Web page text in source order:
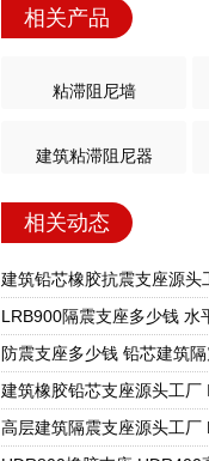
相关产品
粘滞阻尼墙
建筑粘滞阻尼器
相关动态